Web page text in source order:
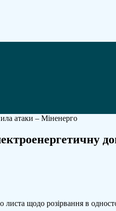
щодо розірвання в